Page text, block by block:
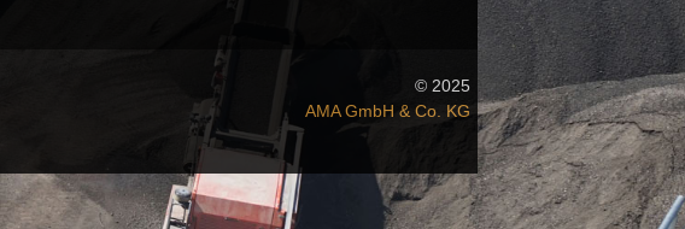
© 2025
AMA GmbH & Co. KG